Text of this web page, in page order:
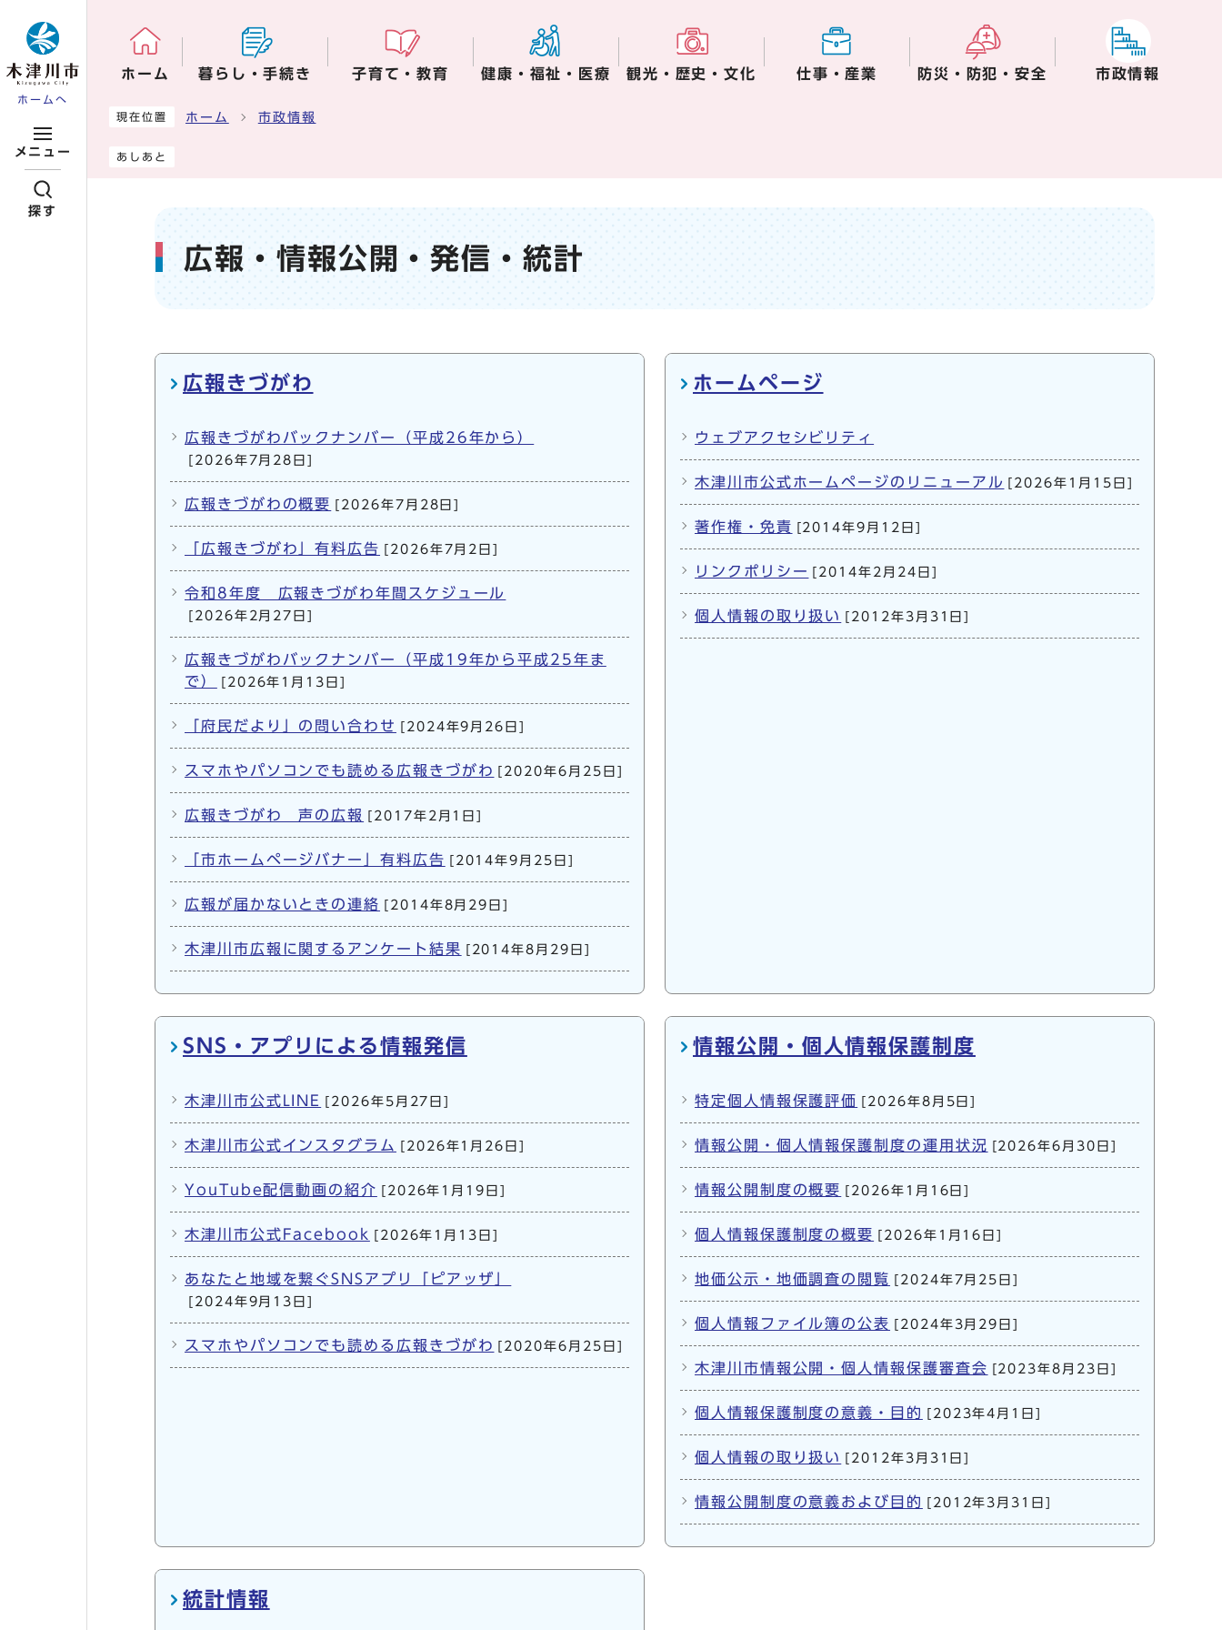
ホームへ
メニュー
探す
ホーム 暮らし・手続き 子育て・教育 健康・福祉・医療 観光・歴史・文化 仕事・産業 防災・防犯・安全 市政情報
ここから本文です
現在位置 ホーム 市政情報
あしあと
広報・情報公開・発信・統計
メインメニュー
広報きづがわ
広報きづがわバックナンバー（平成26年から）
[2026年7月28日]
広報きづがわの概要 [2026年7月28日]
「広報きづがわ」有料広告 [2026年7月2日]
令和8年度 広報きづがわ年間スケジュール
[2026年2月27日]
広報きづがわバックナンバー（平成19年から平成25年ま
で）
[2026年1月13日]
「府民だより」の問い合わせ [2024年9月26日]
スマホやパソコンでも読める広報きづがわ [2020年6月25日]
広報きづがわ 声の広報 [2017年2月1日]
「市ホームページバナー」有料広告 [2014年9月25日]
広報が届かないときの連絡 [2014年8月29日]
木津川市広報に関するアンケート結果 [2014年8月29日]
ホームページ
ウェブアクセシビリティ
木津川市公式ホームページのリニューアル [2026年1月15日]
著作権・免責 [2014年9月12日]
リンクポリシー [2014年2月24日]
個人情報の取り扱い [2012年3月31日]
SNS・アプリによる情報発信
木津川市公式LINE [2026年5月27日]
木津川市公式インスタグラム [2026年1月26日]
YouTube配信動画の紹介 [2026年1月19日]
木津川市公式Facebook [2026年1月13日]
あなたと地域を繋ぐSNSアプリ「ピアッザ」
[2024年9月13日]
スマホやパソコンでも読める広報きづがわ [2020年6月25日]
情報公開・個人情報保護制度
特定個人情報保護評価 [2026年8月5日]
情報公開・個人情報保護制度の運用状況 [2026年6月30日]
情報公開制度の概要 [2026年1月16日]
個人情報保護制度の概要 [2026年1月16日]
地価公示・地価調査の閲覧 [2024年7月25日]
個人情報ファイル簿の公表 [2024年3月29日]
木津川市情報公開・個人情報保護審査会 [2023年8月23日]
個人情報保護制度の意義・目的 [2023年4月1日]
個人情報の取り扱い [2012年3月31日]
情報公開制度の意義および目的 [2012年3月31日]
統計情報